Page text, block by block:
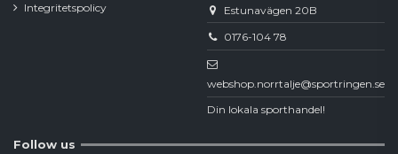
Integritetspolicy
Estunavägen 20B
0176-104 78
webshop.norrtalje@sportringen.se
Din lokala sporthandel!
Follow us